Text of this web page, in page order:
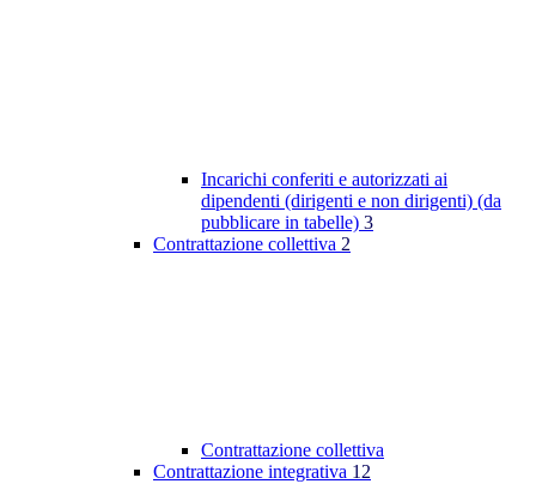
Incarichi conferiti e autorizzati ai
dipendenti (dirigenti e non dirigenti) (da
pubblicare in tabelle) 3
Contrattazione collettiva 2
Contrattazione collettiva
Contrattazione integrativa 12